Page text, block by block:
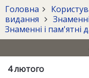
Головна
видання
Знаменні і пам'ятні
4 лютого